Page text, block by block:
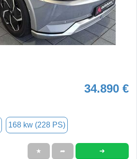
34.890 €
168 kw (228 PS)
★ ➦ ➜